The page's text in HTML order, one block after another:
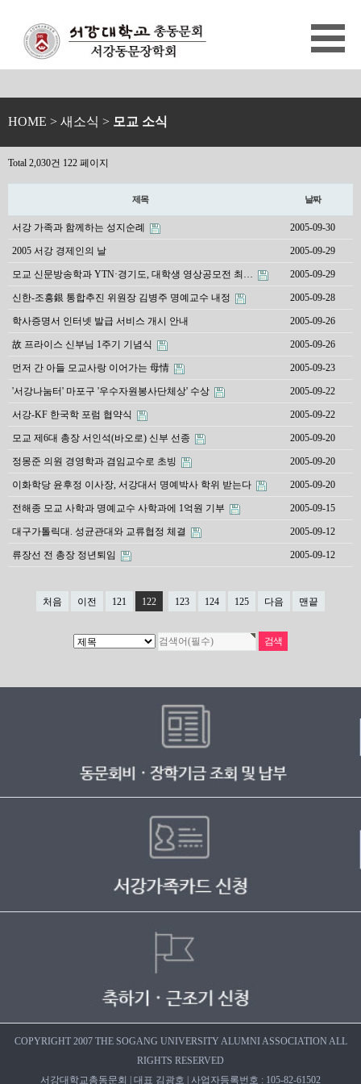
HOME > 새소식 > 모교 소식
Total 2,030건 122 페이지
제목 날짜
서강 가족과 함께하는 성지순례 2005-09-30
2005 서강 경제인의 날 2005-09-29
모교 신문방송학과 YTN·경기도, 대학생 영상공모전 최… 2005-09-29
신한-조흥銀 통합추진 위원장 김병주 명예교수 내정 2005-09-28
학사증명서 인터넷 발급 서비스 개시 안내 2005-09-26
故 프라이스 신부님 1주기 기념식 2005-09-26
먼저 간 아들 모교사랑 이어가는 母情 2005-09-23
'서강나눔터' 마포구 '우수자원봉사단체상' 수상 2005-09-22
서강-KF 한국학 포럼 협약식 2005-09-22
모교 제6대 총장 서인석(바오로) 신부 선종 2005-09-20
정몽준 의원 경영학과 겸임교수로 초빙 2005-09-20
이화학당 윤후정 이사장, 서강대서 명예박사 학위 받는다 2005-09-20
전해종 모교 사학과 명예교수 사학과에 1억원 기부 2005-09-15
대구가톨릭대. 성균관대와 교류협정 체결 2005-09-12
류장선 전 총장 정년퇴임 2005-09-12
처음 이전 121 122 123 124 125 다음 맨끝
COPYRIGHT 2007 THE SOGANG UNIVERSITY ALUMNI ASSOCIATION ALL
RIGHTS RESERVED
서강대학교총동문회 | 대표 김광호 | 사업자등록번호 : 105-82-61502